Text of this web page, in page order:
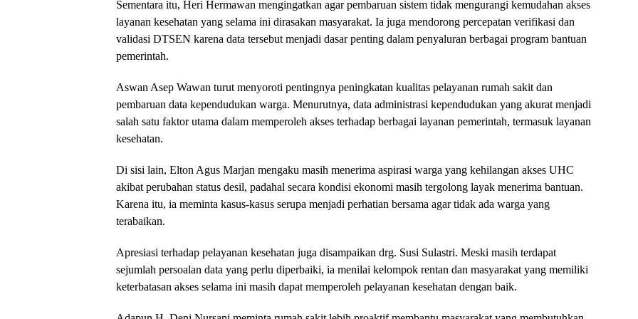
Sementara itu, Heri Hermawan mengingatkan agar pembaruan sistem tidak mengurangi kemudahan akses
layanan kesehatan yang selama ini dirasakan masyarakat. Ia juga mendorong percepatan verifikasi dan
validasi DTSEN karena data tersebut menjadi dasar penting dalam penyaluran berbagai program bantuan
pemerintah.
Aswan Asep Wawan turut menyoroti pentingnya peningkatan kualitas pelayanan rumah sakit dan
pembaruan data kependudukan warga. Menurutnya, data administrasi kependudukan yang akurat menjadi
salah satu faktor utama dalam memperoleh akses terhadap berbagai layanan pemerintah, termasuk layanan
kesehatan.
Di sisi lain, Elton Agus Marjan mengaku masih menerima aspirasi warga yang kehilangan akses UHC
akibat perubahan status desil, padahal secara kondisi ekonomi masih tergolong layak menerima bantuan.
Karena itu, ia meminta kasus-kasus serupa menjadi perhatian bersama agar tidak ada warga yang
terabaikan.
Apresiasi terhadap pelayanan kesehatan juga disampaikan drg. Susi Sulastri. Meski masih terdapat
sejumlah persoalan data yang perlu diperbaiki, ia menilai kelompok rentan dan masyarakat yang memiliki
keterbatasan akses selama ini masih dapat memperoleh pelayanan kesehatan dengan baik.